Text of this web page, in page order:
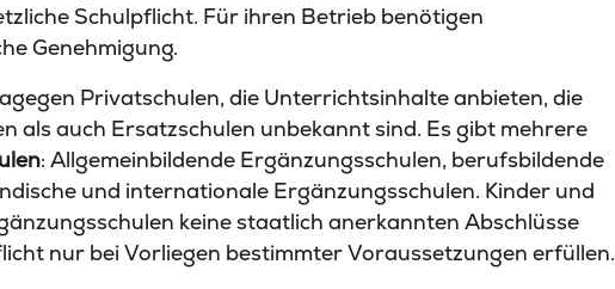
Schulpflicht. Für ihren Betrieb benötigen
Genehmigung.
Privatschulen, die Unterrichtsinhalte anbieten, die
als auch Ersatzschulen unbekannt sind. Es gibt mehrere
: Allgemeinbildende Ergänzungsschulen, berufsbildende
und internationale Ergänzungsschulen. Kinder und
keine staatlich anerkannten Abschlüsse
nur bei Vorliegen bestimmter Voraussetzungen erfüllen.